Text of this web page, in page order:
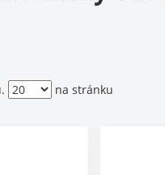
na stránku